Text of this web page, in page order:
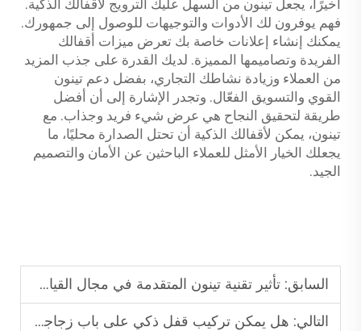
أخيرًا، يجعل تينون من السهل عليك الترويج لأقفالك الذكية.
فهم يوفرون لك الأدوات والتوجيهات للوصول إلى جمهورك.
يمكنك إنشاء إعلانات خاصة بك تعرض ميزات أقفالك
الفريدة وتصاميمها المميزة. لديك القدرة على جذب المزيد
من العملاء وزيادة نشاطك التجاري، بفضل دعم تينون
القوي والتسويق الفعّال. وتجدر الإشارة إلى أن أفضل
طريقة لتحقيق النجاح هي عرض شيء فريد وجذاب. مع
تينون، يمكن لأقفالك الذكية أن تحتل الصدارة محليًا، ما
يجعلك الخيار الأمثل للعملاء الباحثين عن الأمان والتصميم
الجيد.
السابق: تأثير تقنية تينون المتقدمة في مجال القياسات الحيوية على مشاريع الهندسة عالية المستوى
التالي: هل يمكن تركيب قفل ذكي على باب زجاجي انزلاقي؟